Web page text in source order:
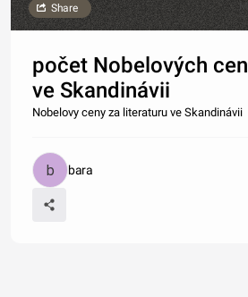
Share
počet Nobelových
ve Skandinávii
Nobelovy ceny za literaturu ve Skandinávii
bara